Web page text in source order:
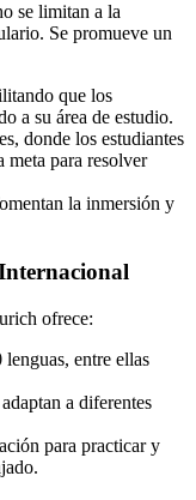
se limitan a la
Se promueve un
que los
a su área de estudio.
donde los estudiantes
para resolver
la inmersión y
ofrece:
lenguas, entre ellas
a diferentes
para practicar y